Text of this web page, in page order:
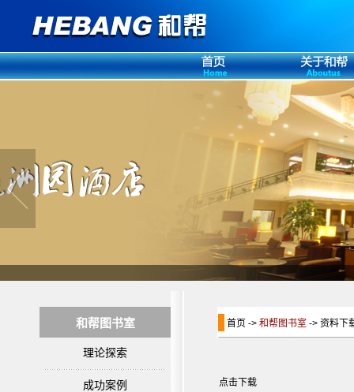
和帮图书室
理论探索
成功案例
首页 -> 和帮图书室 -> 资料下
点击下载